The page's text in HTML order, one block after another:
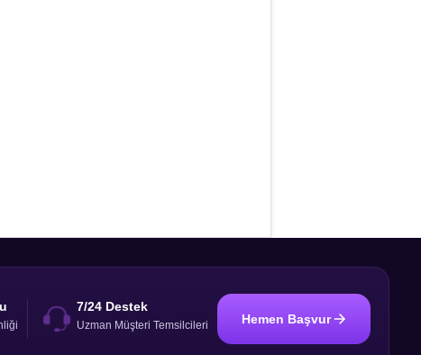
7/24 Destek
Uzman Müşteri Temsilcileri Hemen Başvur